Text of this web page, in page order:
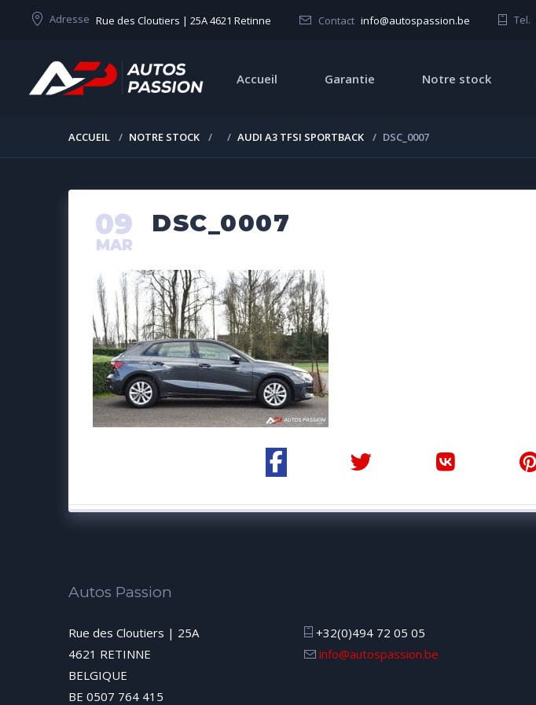
Adresse Rue des Cloutiers | 25A 4621 Retinne Contact info@autospassion.be Tel.
Accueil Garantie Notre stock
ACCUEIL NOTRE STOCK AUDI A3 TFSI SPORTBACK DSC_0007
DSC_0007
09
MAR
Autos Passion
Rue des Cloutiers | 25A
4621 RETINNE
BELGIQUE
BE 0507 764 415
+32(0)494 72 05 05
info@autospassion.be